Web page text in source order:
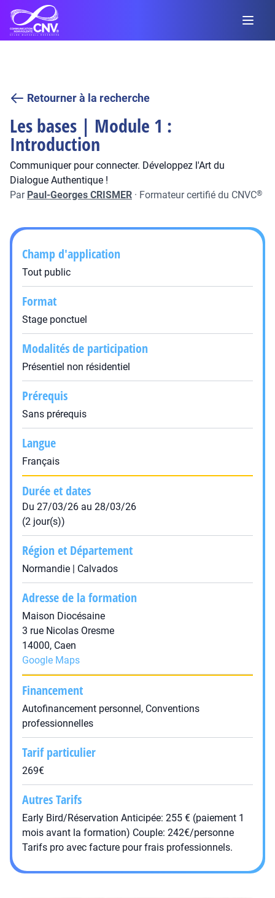
Retourner à la recherche
Les bases | Module 1 :
Introduction
Communiquer pour connecter. Développez l'Art du
Dialogue Authentique !
Par Paul-Georges CRISMER · Formateur certifié du CNVC®
Champ d'application
Tout public
Format
Stage ponctuel
Modalités de participation
Présentiel non résidentiel
Prérequis
Sans prérequis
Langue
Français
Durée et dates
Du 27/03/26 au 28/03/26
(2 jour(s))
Région et Département
Normandie | Calvados
Adresse de la formation
Maison Diocésaine
3 rue Nicolas Oresme
14000, Caen
Google Maps
Financement
Autofinancement personnel, Conventions
professionnelles
Tarif particulier
269€
Autres Tarifs
Early Bird/Réservation Anticipée: 255 € (paiement 1
mois avant la formation) Couple: 242€/personne
Tarifs pro avec facture pour frais professionnels.